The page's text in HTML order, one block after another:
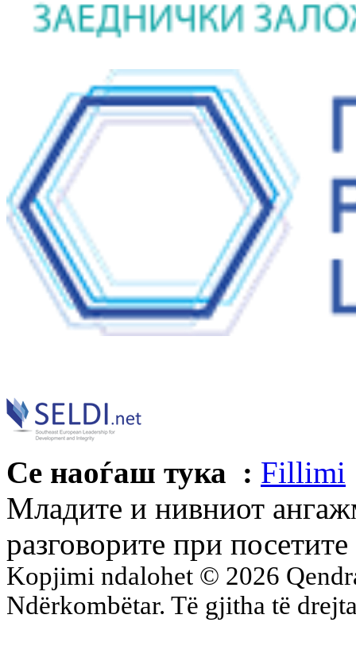
Се наоѓаш тука : Fillimi
Младите и нивниот
разговорите при
Kopjimi ndalohet © 2026
Ndërkombëtar. Të gjitha të